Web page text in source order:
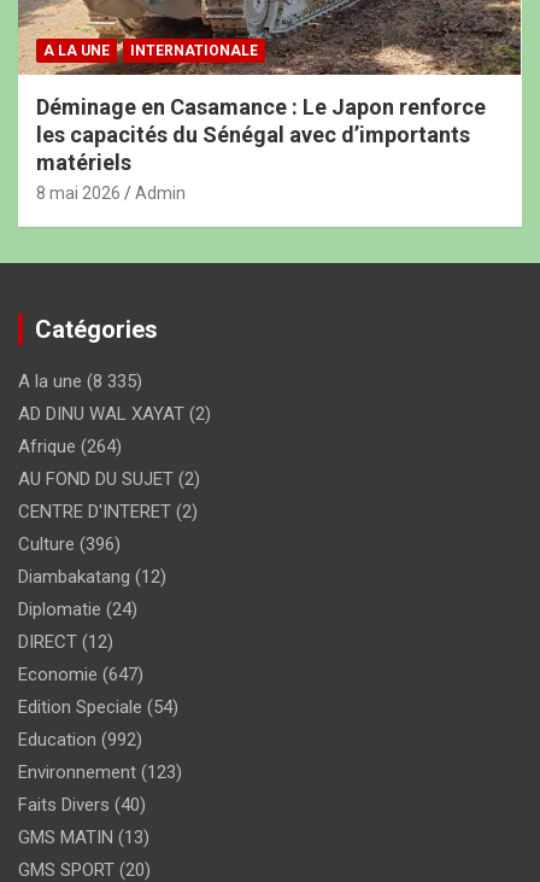
A LA UNE INTERNATIONALE
Déminage en Casamance : Le Japon renforce
les capacités du Sénégal avec d’importants
matériels
8 mai 2026 Admin
Catégories
A la une (8 335)
AD DINU WAL XAYAT (2)
Afrique (264)
AU FOND DU SUJET (2)
CENTRE D'INTERET (2)
Culture (396)
Diambakatang (12)
Diplomatie (24)
DIRECT (12)
Economie (647)
Edition Speciale (54)
Education (992)
Environnement (123)
Faits Divers (40)
GMS MATIN (13)
GMS SPORT (20)